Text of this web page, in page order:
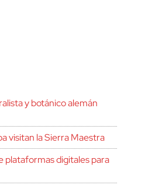
y botánico alemán
visitan la Sierra Maestra
plataformas digitales para